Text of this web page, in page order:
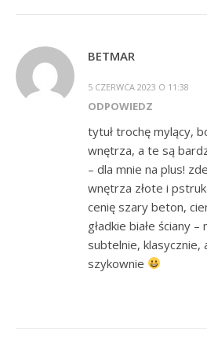
BETMAR
5 CZERWCA 2023 O 11:38
ODPOWIEDZ
tytuł trochę mylący,
wnętrza, a te są
– dla mnie na plus!
wnętrza złote i
cenię szary beton,
gładkie białe ściany
subtelnie, klasycznie,
szykownie